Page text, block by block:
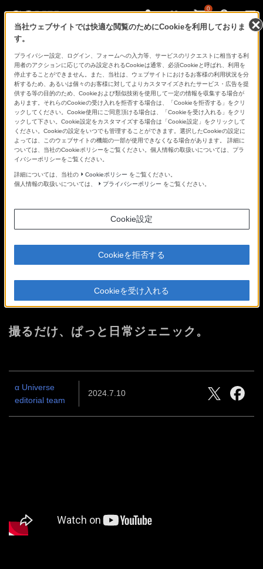
0
あ、
見
た
こ
と
の
な
い
世
界
へ。
α
Universe
VLOGCAM™ ZV-E10 II
Debut
撮るだけ、ぱっと日常ジェニック。
α Universe
editorial team
2024.7.10
当社ウェブサイトでは快適な閲覧のためにCookieを利用しておりま
す。
プライバシー設定、ログイン、フォームへの入力等、サービスのリクエストに相当する利
用者のアクションに応じてのみ設定されるCookieは通常、必須Cookieと呼ばれ、利用を
停止することができません。また、当社は、ウェブサイトにおけるお客様の利用状況を分
析するため、あるいは個々のお客様に対してよりカスタマイズされたサービス・広告を提
供する等の目的のため、Cookieおよび類似技術を使用して一定の情報を収集する場合が
あります。それらのCookieの受け入れを拒否する場合は、「Cookieを拒否する」をクリ
ックしてください。Cookie使用にご同意頂ける場合は、「Cookieを受け入れる」をクリ
ックして下さい。Cookie設定をカスタマイズする場合は「Cookie設定」をクリックして
ください。Cookieの設定をいつでも管理することができます。選択したCookieの設定に
よっては、このウェブサイトの機能の一部が使用できなくなる場合があります。 詳細に
ついては、当社のCookieポリシーをご覧ください。個人情報の取扱いについては、プラ
イバシーポリシーをご覧ください。
詳細については、当社の Cookieポリシー をご覧ください。
個人情報の取扱いについては、
プライバシーポリシー をご覧ください。
Cookie設定
Cookieを拒否する
Cookieを受け入れる